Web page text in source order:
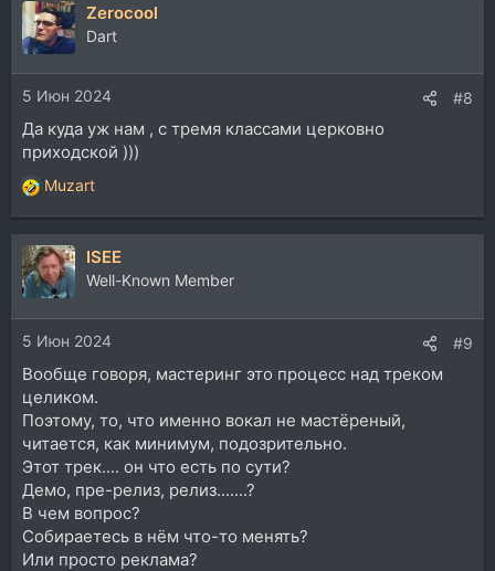
Zerocool
Dart
5 Июн 2024 #8
Да куда уж нам , с тремя классами церковно
приходской )))
Р
е
а
к
ц
и
и
:
Muzart
ISEE
Well-Known Member
5 Июн 2024 #9
Вообще говоря, мастеринг это процесс над треком
целиком.
Поэтому, то, что именно вокал не мастёреный,
читается, как минимум, подозрительно.
Этот трек.... он что есть по сути?
Демо, пре-релиз, релиз.......?
В чем вопрос?
Собираетесь в нём что-то менять?
Или просто реклама?